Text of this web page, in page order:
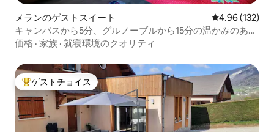
メランのゲストスイート レビュー132
4.96 (132)
キャンパスから5分、グルノーブルから15分の温かみのある
スタジオ
価格 · 家族 · 就寝環境のクオリティ
大好評のゲストチョイスです。
ゲストチョイス